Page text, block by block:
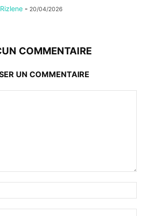
Rizlene - 20/04/2026
COMMENTAIRE
UN COMMENTAIRE